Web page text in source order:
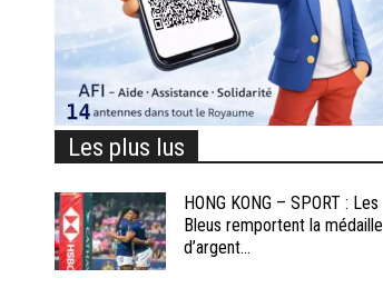
Les plus lus
HONG KONG – SPORT : Les
Bleus remportent la médaille
d’argent...